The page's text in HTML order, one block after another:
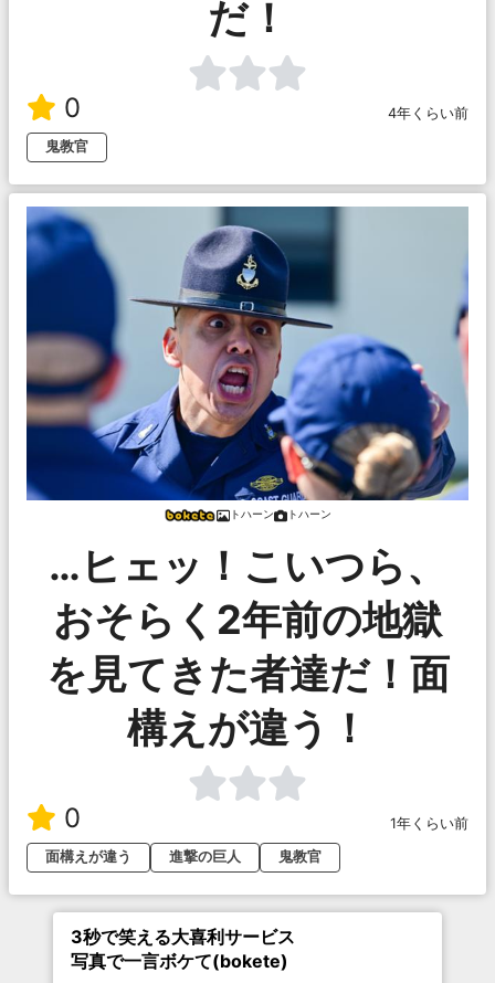
だ！
0
4年くらい前
鬼教官
トハーン トハーン
…ヒェッ！こいつら、
おそらく2年前の地獄
を見てきた者達だ！面
構えが違う！
0
1年くらい前
面構えが違う
進撃の巨人 鬼教官
3秒で笑える大喜利サービス
写真で一言ボケて(bokete)